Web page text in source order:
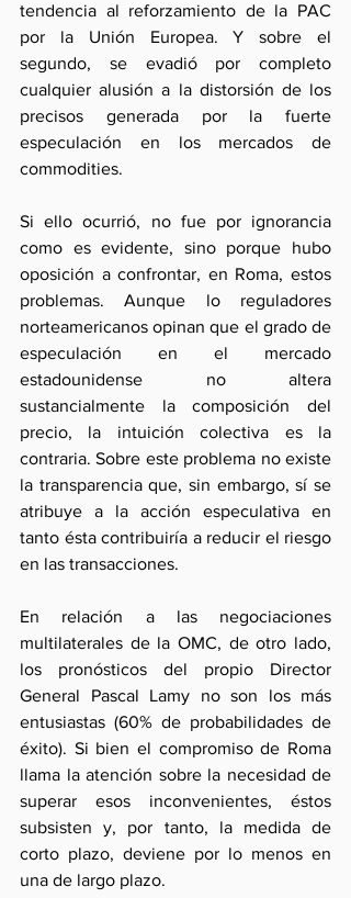
tendencia al reforzamiento de la PAC
por la Unión Europea. Y sobre el
segundo, se evadió por completo
cualquier alusión a la distorsión de los
precisos generada por la fuerte
especulación en los mercados de
commodities.
Si ello ocurrió, no fue por ignorancia
como es evidente, sino porque hubo
oposición a confrontar, en Roma, estos
problemas. Aunque lo reguladores
norteamericanos opinan que el grado de
especulación en el mercado
estadounidense no altera
sustancialmente la composición del
precio, la intuición colectiva es la
contraria. Sobre este problema no existe
la transparencia que, sin embargo, sí se
atribuye a la acción especulativa en
tanto ésta contribuiría a reducir el riesgo
en las transacciones.
En relación a las negociaciones
multilaterales de la OMC, de otro lado,
los pronósticos del propio Director
General Pascal Lamy no son los más
entusiastas (60% de probabilidades de
éxito). Si bien el compromiso de Roma
llama la atención sobre la necesidad de
superar esos inconvenientes, éstos
subsisten y, por tanto, la medida de
corto plazo, deviene por lo menos en
una de largo plazo.